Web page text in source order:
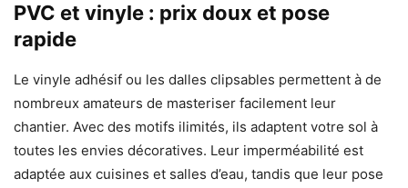
PVC et vinyle : prix doux et pose
rapide
Le vinyle adhésif ou les dalles clipsables permettent à de
nombreux amateurs de masteriser facilement leur
chantier. Avec des motifs ilimités, ils adaptent votre sol à
toutes les envies décoratives. Leur imperméabilité est
adaptée aux cuisines et salles d’eau, tandis que leur pose